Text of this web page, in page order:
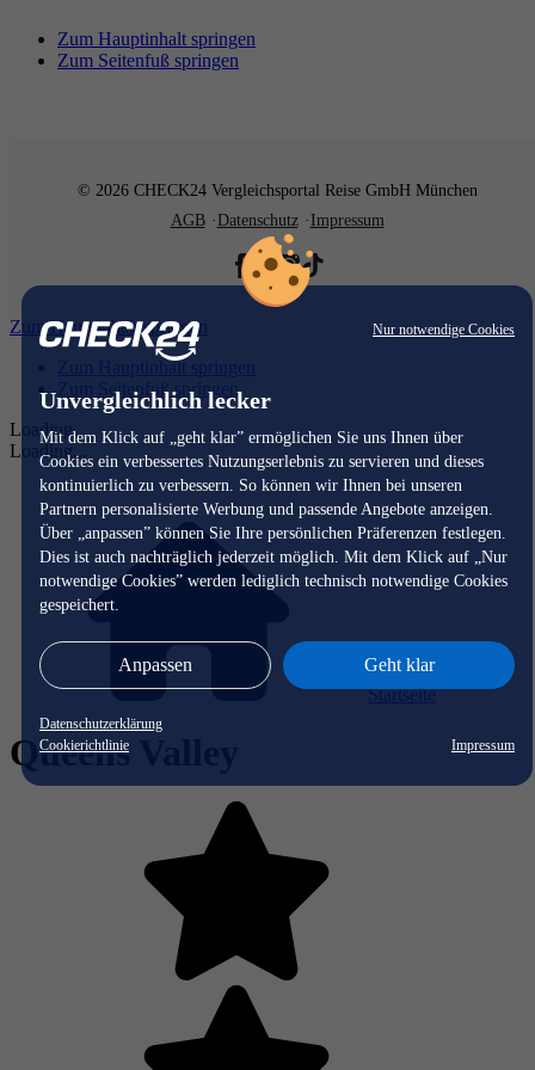
Nur notwendige Cookies
Unvergleichlich lecker
Mit dem Klick auf „geht klar” ermöglichen Sie uns Ihnen über
Cookies ein verbessertes Nutzungserlebnis zu servieren und dieses
kontinuierlich zu verbessern. So können wir Ihnen bei unseren
Partnern personalisierte Werbung und passende Angebote anzeigen.
Über „anpassen” können Sie Ihre persönlichen Präferenzen festlegen.
Dies ist auch nachträglich jederzeit möglich. Mit dem Klick auf „Nur
notwendige Cookies” werden lediglich technisch notwendige Cookies
gespeichert.
Anpassen Geht klar
Datenschutzerklärung
Cookierichtlinie
Impressum
Zum Hauptinhalt springen
Zum Seitenfuß springen
© 2026 CHECK24 Vergleichsportal Reise GmbH München
AGB
Datenschutz Impressum
Zum Hauptinhalt springen
Zum Hauptinhalt springen
Zum Seitenfuß springen
Loading...
Loading...
Startseite
Queens Valley